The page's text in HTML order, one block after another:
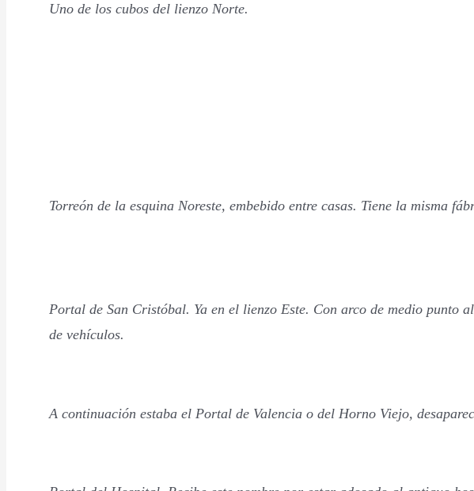
Uno de los cubos del lienzo Norte.
Torreón de la esquina Noreste, embebido entre casas. Tiene la misma
Portal de San Cristóbal. Ya en el lienzo Este. Con arco de medio
de vehículos.
A continuación estaba el Portal de Valencia o del Horno Viejo,